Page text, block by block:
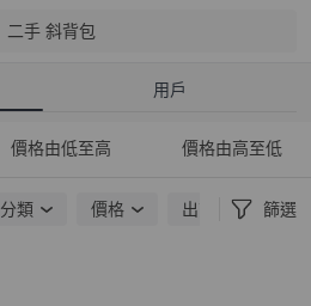
二手 斜背包
用戶
價格由低至高 價格由高至低
分類 價格 出貨地點 篩選